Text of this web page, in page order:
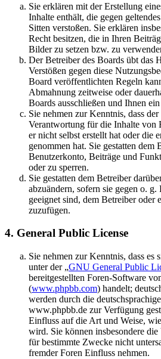
Sie erklären mit der Erstellung
Inhalte enthält, die gegen
Sitten verstoßen. Sie erklären
Recht besitzen, die in Ihren
Bilder zu setzen bzw. zu
Der Betreiber des Boards übt das
Verstößen gegen diese
Board veröffentlichten Regeln
Abmahnung zeitweise oder
Boards ausschließen und Ihnen
Sie nehmen zur Kenntnis, dass
Verantwortung für die Inhalte von
er nicht selbst erstellt hat oder die
genommen hat. Sie gestatten dem
Benutzerkonto, Beiträge und
oder zu sperren.
Sie gestatten dem Betreiber
abzuändern, sofern sie gegen o. g.
geeignet sind, dem Betreiber oder
zuzufügen.
4. General Public License
Sie nehmen zur Kenntnis, dass es
unter der „GNU General Public
bereitgestellten Foren-Software
(www.phpbb.com) handelt;
werden durch die
www.phpbb.de zur Verfügung
Einfluss auf die Art und Weise,
wird. Sie können insbesondere
für bestimmte Zwecke nicht
fremder Foren Einfluss nehmen.